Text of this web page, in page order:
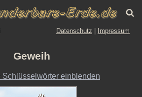
Datenschutz Impressum
Geweih
Schlüsselwörter einblenden